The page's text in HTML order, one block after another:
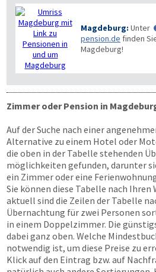
Magdeburg: Unter
pension.de finden
Magdeburg!
Zimmer oder Pension in
Auf der Suche nach einer
Alternative zu einem Hotel oder
die oben in der Tabelle stehenden
möglichkeiten gefunden, darunter
ein Zimmer oder eine
Sie können diese Tabelle nach Ihren
aktuell sind die Zeilen der Tabelle
Übernachtung für zwei Personen
in einem Doppelzimmer. Die
dabei ganz oben. Welche
notwendig ist, um diese Preise zu
Klick auf den Eintrag bzw. auf